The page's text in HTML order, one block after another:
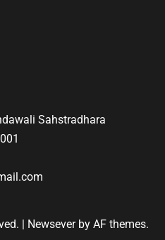
Sahstradhara
| Newseverby AF themes.